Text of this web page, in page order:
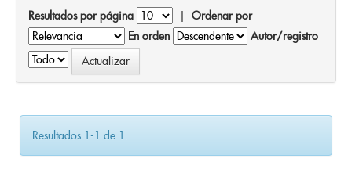
Resultados por página | Ordenar por
En orden
Autor/registro
Resultados 1-1 de 1.